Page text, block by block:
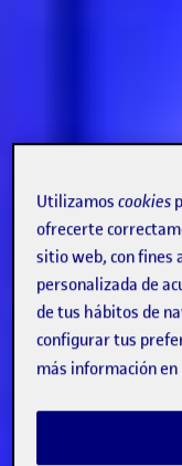
Utilizamoscookies
ofrecerte
sitio web, con fines
personalizada de
de tus hábitos de
configurar tus
más información